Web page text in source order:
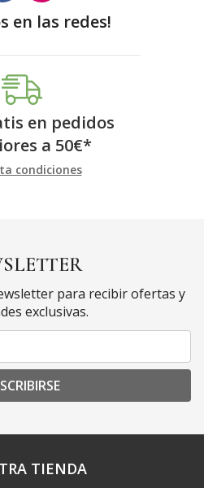
en las redes!
en pedidos
a 50€*
condiciones
para recibir ofertas y
exclusivas.
TIENDA